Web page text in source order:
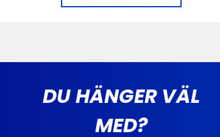
DU HÄNGER VÄL
MED?